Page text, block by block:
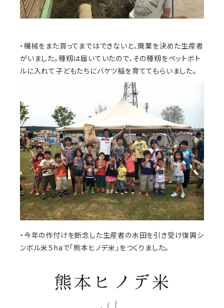
・機械をまた買ってまではできないと、廃業を決めた生産者
がいました。種籾は届いていたので、その種籾をペットボト
ルに入れて子どもたちにバケツ稲を育ててもらいました。
・今年の作付けを断念した生産者の水田を引き受け復興シ
ンボル米５haで「熊本ヒノデ米」をつくりました。